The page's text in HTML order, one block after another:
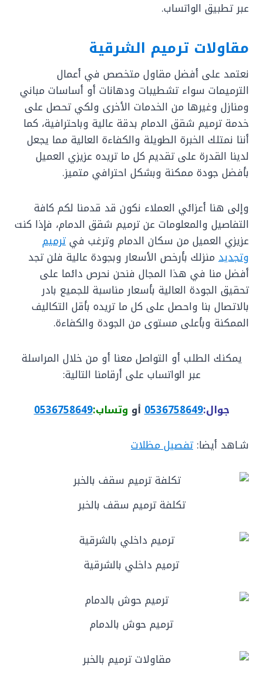
عبر تطبيق الواتساب.
مقاولات ترميم الشرقية
نعتمد على أفضل مقاول متخصص في أعمال
الترميمات سواء تشطيبات ودهانات أو أساسات مباني
ومنازل وغيرها من الخدمات الأخرى ولكي تحصل على
خدمة ترميم شقق الدمام بدقة عالية وباحترافية، كما
أننا نمتلك الخبرة الطويلة والكفاءة العالية مما يجعل
لدينا القدرة على تقديم كل ما تريده عزيزي العميل
بأفضل جودة ممكنة وبشكل احترافي متميز.
وإلى هنا أعزائي العملاء نكون قد قدمنا لكم كافة
التفاصيل والمعلومات عن ترميم شقق الدمام، فإذا كنت
عزيزي العميل من سكان الدمام وترغب فيترميم
وتجديد منزلك بأرخص الأسعار وبجودة عالية فلن تجد
أفضل منا في هذا المجال فنحن نحرص دائما على
تحقيق الجودة العالية بأسعار مناسبة للجميع بادر
بالاتصال بنا واحصل على كل ما تريده بأقل التكاليف
الممكنة وبأعلى مستوى من الجودة والكفاءة.
يمكنك الطلب أو التواصل معنا أو من خلال المراسلة
عبر الواتساب على أرقامنا التالية:
جوال:0536758649أو وتساب:0536758649
شـاهد أيضا: تفصيل مظلات
تكلفة ترميم سقف بالخبر
ترميم داخلي بالشرقية
ترميم حوش بالدمام